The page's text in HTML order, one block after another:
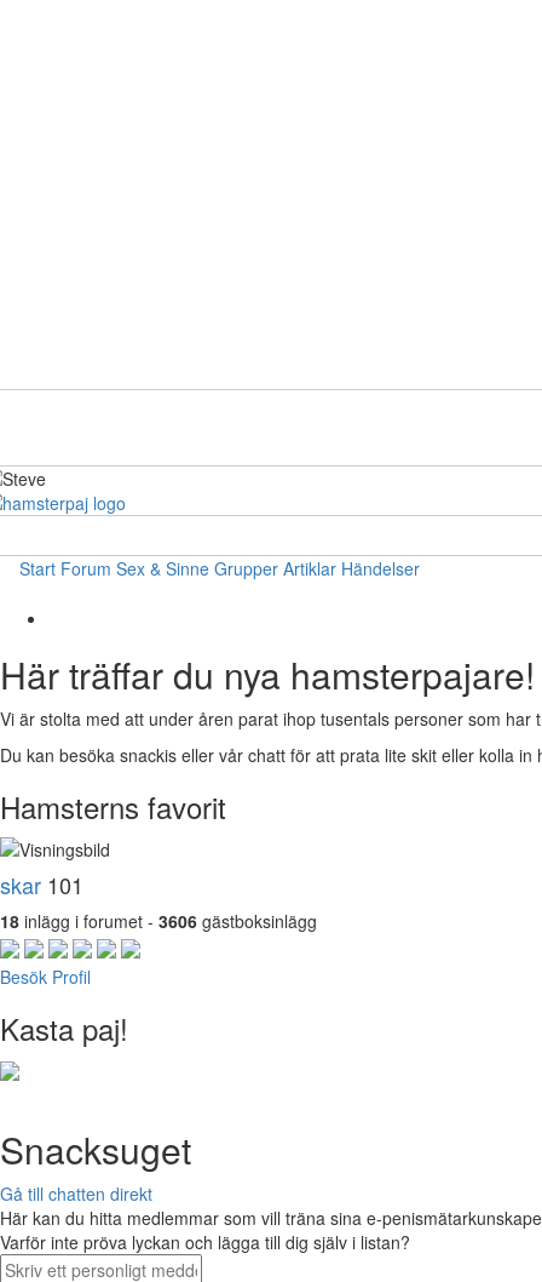
Start Forum Sex & Sinne Grupper Artiklar Händelser
Här träffar du nya hamsterpajare!
Vi är stolta med att under åren parat ihop tusentals personer som har
Du kan besöka snackis eller vår chatt för att prata lite skit eller kolla
Hamsterns favorit
skar 101
18 inlägg i forumet - 3606 gästboksinlägg
Besök Profil
Kasta paj!
Snacksuget
Gå till chatten direkt
Här kan du hitta medlemmar som vill träna sina e-
Varför inte pröva lyckan och lägga till dig själv i listan?